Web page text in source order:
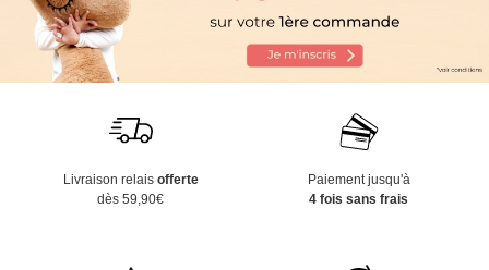
Livraison relais offerte
dès 59,90€
Paiement jusqu'à
4 fois sans frais